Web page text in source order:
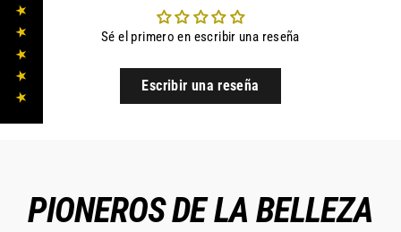
Sé el primero en escribir una reseña
Escribir una reseña
PIONEROS DE LA BELLEZA
★ ★ ★ ★ ★